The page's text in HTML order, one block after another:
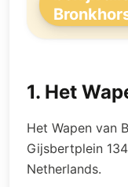
1. Het
Het Wapen van
Gijsbertplein
Netherlands.